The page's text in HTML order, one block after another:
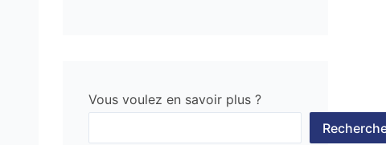
Vous voulez en savoir plus ?